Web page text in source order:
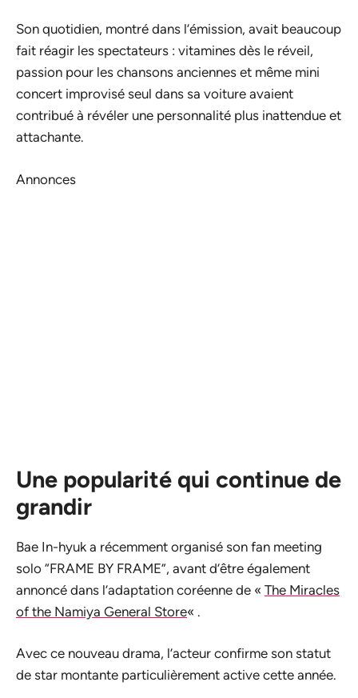
Son quotidien, montré dans l’émission, avait beaucoup
fait réagir les spectateurs : vitamines dès le réveil,
passion pour les chansons anciennes et même mini
concert improvisé seul dans sa voiture avaient
contribué à révéler une personnalité plus inattendue et
attachante.
Annonces
Une popularité qui continue de
grandir
Bae In-hyuk a récemment organisé son fan meeting
solo “FRAME BY FRAME”, avant d’être également
annoncé dans l’adaptation coréenne de « The Miracles
of the Namiya General Store« .
Avec ce nouveau drama, l’acteur confirme son statut
de star montante particulièrement active cette année.